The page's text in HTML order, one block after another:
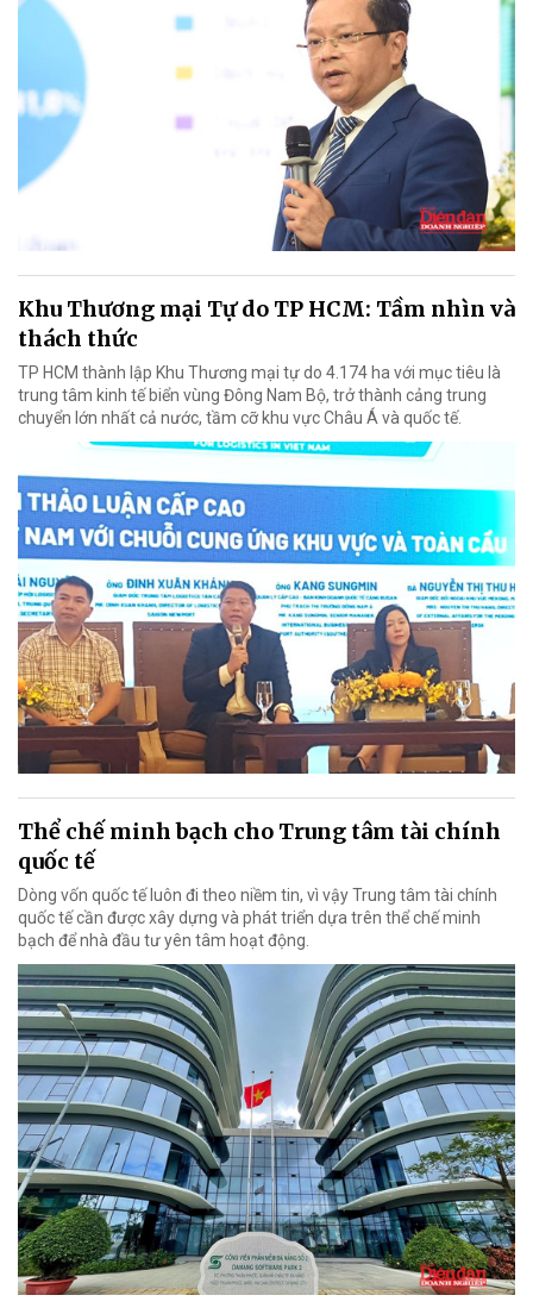
Khu Thương mại Tự do TP HCM: Tầm nhìn và
thách thức
TP HCM thành lập Khu Thương mại tự do 4.174 ha với mục tiêu là
trung tâm kinh tế biển vùng Đông Nam Bộ, trở thành cảng trung
chuyển lớn nhất cả nước, tầm cỡ khu vực Châu Á và quốc tế.
Thể chế minh bạch cho Trung tâm tài chính
quốc tế
Dòng vốn quốc tế luôn đi theo niềm tin, vì vậy Trung tâm tài chính
quốc tế cần được xây dựng và phát triển dựa trên thể chế minh
bạch để nhà đầu tư yên tâm hoạt động.